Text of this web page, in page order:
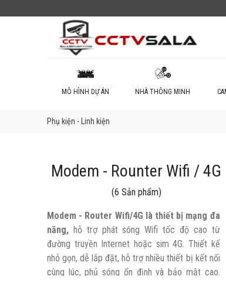
MÔ HÌNH DỰ ÁN NHÀ THÔNG MINH
Phụ kiện - Linh kiện
Modem - Rounter Wifi / 4G
(6 Sản phẩm)
Modem - Router Wifi/4G là thiết bị mạng đa
năng, hỗ trợ phát sóng Wifi tốc độ cao từ
đường truyền Internet hoặc sim 4G. Thiết kế
nhỏ gọn, dễ lắp đặt, hỗ trợ nhiều thiết bị kết nối
cùng lúc, phủ sóng ổn định và bảo mật cao.